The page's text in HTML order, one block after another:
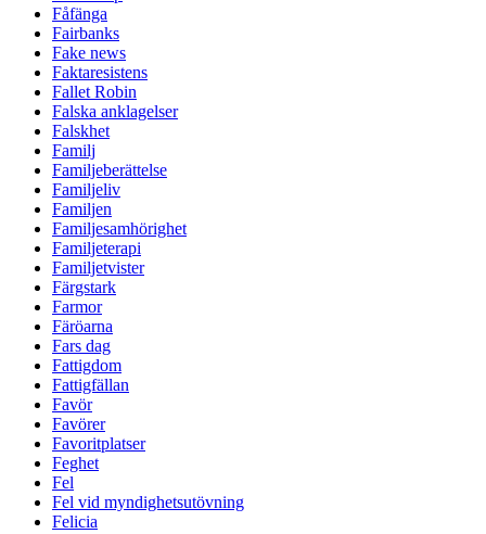
Fåfänga
Fairbanks
Fake news
Faktaresistens
Fallet Robin
Falska anklagelser
Falskhet
Familj
Familjeberättelse
Familjeliv
Familjen
Familjesamhörighet
Familjeterapi
Familjetvister
Färgstark
Farmor
Färöarna
Fars dag
Fattigdom
Fattigfällan
Favör
Favörer
Favoritplatser
Feghet
Fel
Fel vid myndighetsutövning
Felicia